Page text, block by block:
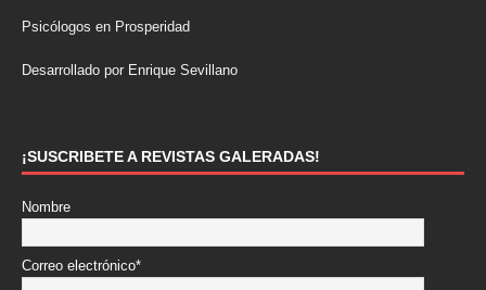
Psicólogos en Prosperidad
Desarrollado por Enrique Sevillano
¡SUSCRIBETE A REVISTAS GALERADAS!
Nombre
Correo electrónico*